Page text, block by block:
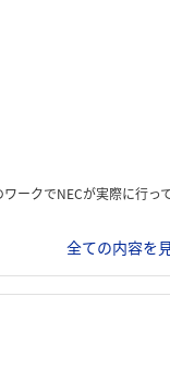
けて発表を行た目の資料作りに取り組み、最終的にプレゼンをを実施す
全ての内容を